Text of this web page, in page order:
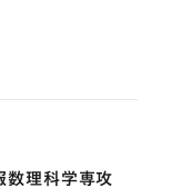
数理科学専攻